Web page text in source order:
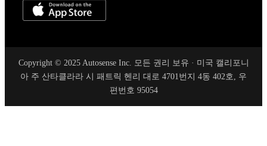
Copyright © 2025 Autosense Inc. 모든 권리 보유 · 미국 캘리포니
아 주 산타클라라 시 패트릭 헨리 대로 4701번지 4동 402호, 우
편번호 95054